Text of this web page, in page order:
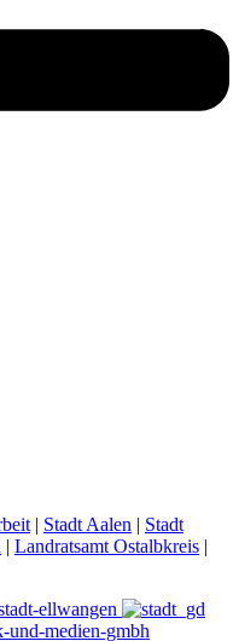
| Stadt Aalen | Stadt
| Landratsamt Ostalbkreis |